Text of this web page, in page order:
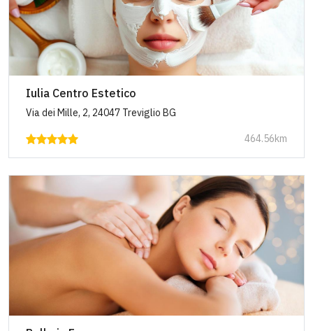
Iulia Centro Estetico
Via dei Mille, 2, 24047 Treviglio BG
464.56km